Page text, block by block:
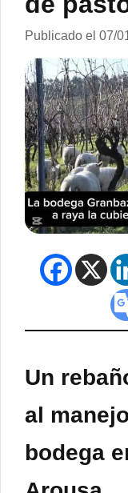
Publicado el 07/
Un
al
bodega